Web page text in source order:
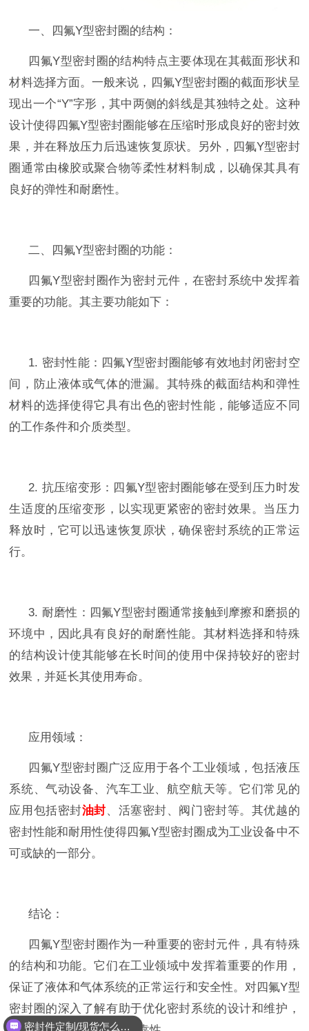
一、 四氟Y型密封圈的结构：
四氟Y型密封圈的结构特点主要体现在其截面形状和
材料选择方面。一般来说， 四氟Y型密封圈的截面形状呈
现出一个“Y”字形，其中两侧的斜线是其独特之处。这种
设计使得四氟Y型密封圈能够在压缩时形成良好的密封效
果，并在释放压力后迅速恢复原状。另外， 四氟Y型密封
圈通常由橡胶或聚合物等柔性材料制成，以确保其具有
良好的弹性和耐磨性。
二、 四氟Y型密封圈的功能：
四氟Y型密封圈作为密封元件，在密封系统中发挥着
重要的功能。其主要功能如下：
1. 密封性能： 四氟Y型密封圈能够有效地封闭密封空
间，防止液体或气体的泄漏。其特殊的截面结构和弹性
材料的选择使得它具有出色的密封性能，能够适应不同
的工作条件和介质类型。
2. 抗压缩变形： 四氟Y型密封圈能够在受到压力时发
生适度的压缩变形，以实现更紧密的密封效果。当压力
释放时，它可以迅速恢复原状，确保密封系统的正常运
行。
3. 耐磨性： 四氟Y型密封圈通常接触到摩擦和磨损的
环境中，因此具有良好的耐磨性能。其材料选择和特殊
的结构设计使其能够在长时间的使用中保持较好的密封
效果，并延长其使用寿命。
应用领域：
四氟Y型密封圈 广泛应用于各个工业领域，包括液压
系统、气动设备、汽车工业、航空航天等。它们常见的
应用包括密封油封、活塞密封、阀门密封等。其优越的
密封性能和耐用性使得四氟Y型密封圈 成为工业设备中不
可或缺的一部分。
结论：
四氟Y型密封圈作为一种重要的密封元件，具有特殊
的结构和功能。它们在工业领域中发挥着重要的作用，
保证了液体和气体系统的正常运行和安全性。对四氟Y型
密封圈的深入了解有助于优化密封系统的设计和维护，